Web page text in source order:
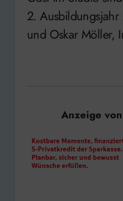
2.
und Oskar Möller,
Anzeige